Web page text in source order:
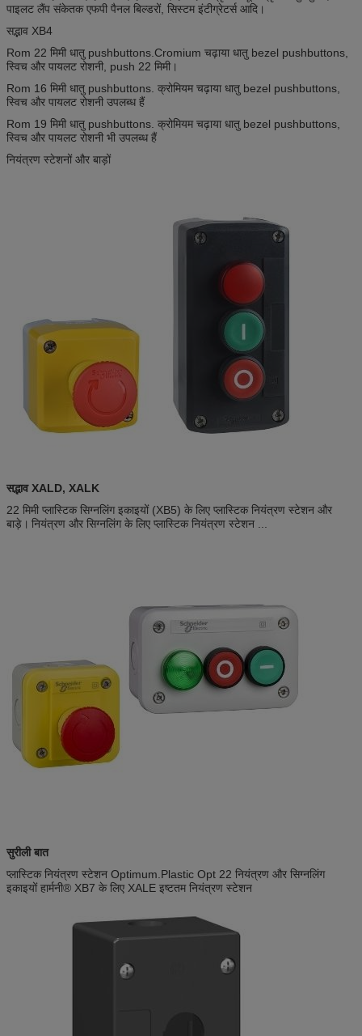
पाइलट लैंप संकेतक एफपी पैनल बिल्डरों, सिस्टम इंटीग्रेटर्स आदि।
सद्भाव XB4
Rom 22 मिमी धातु pushbuttons.Cromium चढ़ाया धातु bezel pushbuttons,
स्विच और पायलट रोशनी, push 22 मिमी।
Rom 16 मिमी धातु pushbuttons. क्रोमियम चढ़ाया धातु bezel pushbuttons,
स्विच और पायलट रोशनी उपलब्ध हैं
Rom 19 मिमी धातु pushbuttons. क्रोमियम चढ़ाया धातु bezel pushbuttons,
स्विच और पायलट रोशनी भी उपलब्ध हैं
नियंत्रण स्टेशनों और बाड़ों
सद्भाव XALD, XALK
22 मिमी प्लास्टिक सिग्नलिंग इकाइयों (XB5) के लिए प्लास्टिक नियंत्रण स्टेशन और
बाड़े। नियंत्रण और सिग्नलिंग के लिए प्लास्टिक नियंत्रण स्टेशन ...
सुरीली बात
प्लास्टिक नियंत्रण स्टेशन Optimum.Plastic Opt 22 नियंत्रण और सिग्नलिंग
इकाइयों हार्मनी® XB7 के लिए XALE इष्टतम नियंत्रण स्टेशन